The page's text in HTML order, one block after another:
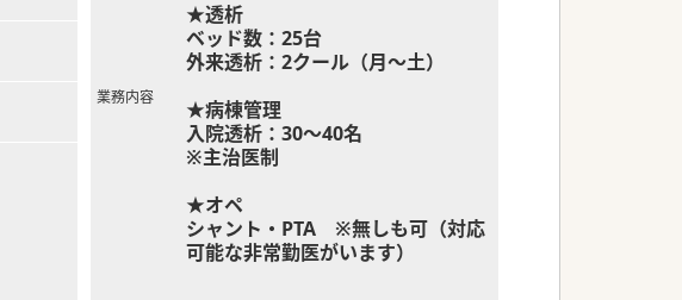
業務内容
★透析
ベッド数：25台
外来透析：2クール（月～土）
★病棟管理
入院透析：30～40名
※主治医制
★オペ
シャント・PTA ※無しも可（対応
可能な非常勤医がいます）